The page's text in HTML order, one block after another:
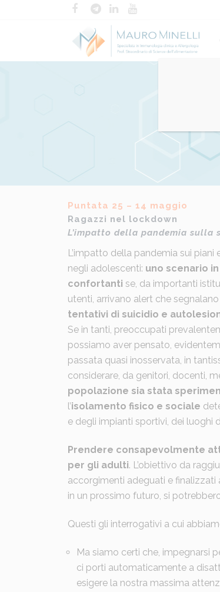
Posted at 14:44hinBio Medical
Puntata 25 – 14 maggio
Ragazzi nel lockdown
L’impatto della pandemia
L’impatto della pandemia sui
negli adolescenti: uno scenario
confortanti se, da importanti
utenti, arrivano alert che
tentativi di suicidio e
Se in tanti, preoccupati
possiamo aver pensato,
passata quasi inosservata, in
considerare, da genitori, docenti,
popolazione sia stata
l’isolamento fisico e sociale
e degli impianti sportivi, dei luoghi
Prendere consapevolmente
per gli adulti. L’obiettivo da
accorgimenti adeguati e finalizzati
in un prossimo futuro, si
Questi gli interrogativi a cui
Ma siamo certi che, impegnarsi
ci porti automaticamente a
esigere la nostra massima